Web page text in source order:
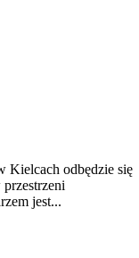
Kielcach odbędzie się
jest...